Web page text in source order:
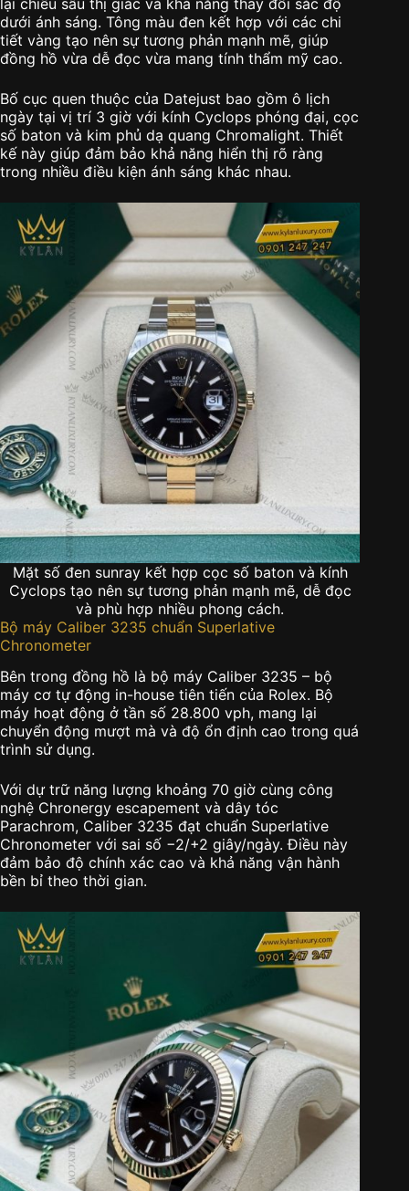
lại chiều sâu thị giác và khả năng thay đổi sắc độ
dưới ánh sáng. Tông màu đen kết hợp với các chi
tiết vàng tạo nên sự tương phản mạnh mẽ, giúp
đồng hồ vừa dễ đọc vừa mang tính thẩm mỹ cao.
Bố cục quen thuộc của Datejust bao gồm ô lịch
ngày tại vị trí 3 giờ với kính Cyclops phóng đại, cọc
số baton và kim phủ dạ quang Chromalight. Thiết
kế này giúp đảm bảo khả năng hiển thị rõ ràng
trong nhiều điều kiện ánh sáng khác nhau.
Mặt số đen sunray kết hợp cọc số baton và kính
Cyclops tạo nên sự tương phản mạnh mẽ, dễ đọc
và phù hợp nhiều phong cách.
Bộ máy Caliber 3235 chuẩn Superlative
Chronometer
Bên trong đồng hồ là bộ máy Caliber 3235 – bộ
máy cơ tự động in-house tiên tiến của Rolex. Bộ
máy hoạt động ở tần số 28.800 vph, mang lại
chuyển động mượt mà và độ ổn định cao trong quá
trình sử dụng.
Với dự trữ năng lượng khoảng 70 giờ cùng công
nghệ Chronergy escapement và dây tóc
Parachrom, Caliber 3235 đạt chuẩn Superlative
Chronometer với sai số −2/+2 giây/ngày. Điều này
đảm bảo độ chính xác cao và khả năng vận hành
bền bỉ theo thời gian.